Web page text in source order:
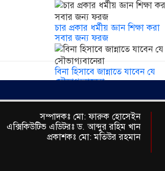
চার প্রকার ধর্মীয় জ্ঞান শিক্ষা করা
সবার জন্য ফরজ
বিনা হিসাবে জান্নাতে যাবেন যে
সৌভাগ্যবানেরা
সম্পাদকঃ মো: ফারুক হোসেইন
এক্সিকিউটিভ এডিটরঃ ড. আব্দুর রহিম খান
প্রকাশকঃ মো: মতিউর রহমান